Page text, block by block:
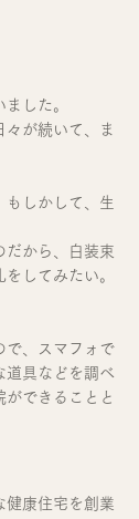
した。
々が続いて、ま
もしかして、生
だから、白装束
してみたい。
で、スマフォで
道具などを調べ
ができることと
健康住宅を創業